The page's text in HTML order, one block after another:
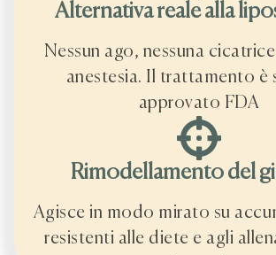
Alternativa reale alla
Nessun ago, nessuna
anestesia. Il trattamento è
approvato FDA
Rimodellamento del
Agisce in modo mirato su
resistenti alle diete e agli